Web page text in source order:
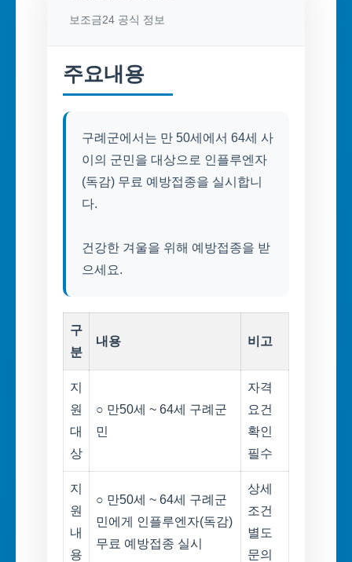
보조금24 공식 정보
주요내용
구례군에서는 만 50세에서 64세 사
이의 군민을 대상으로 인플루엔자
(독감) 무료 예방접종을 실시합니
다.
건강한 겨울을 위해 예방접종을 받
으세요.
구
분
내용 비고
지
원
대
상
○ 만50세 ~ 64세 구례군
민
자격
요건
확인
필수
지
원
내
용
○ 만50세 ~ 64세 구례군
민에게 인플루엔자(독감)
무료 예방접종 실시
상세
조건
별도
문의